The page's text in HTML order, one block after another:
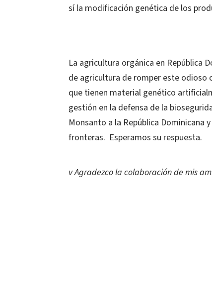
sí la modificación genética de los
La agricultura orgánica en República
de agricultura de romper este odioso
que tienen material genético
gestión en la defensa de la
Monsanto a la República Dominicana
fronteras. Esperamos su respuesta.
v Agradezco la colaboración de mis